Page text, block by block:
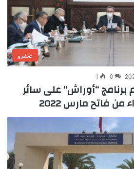
صفرو
0
1
“أوراش” على سائر
من فاتح مارس 2022